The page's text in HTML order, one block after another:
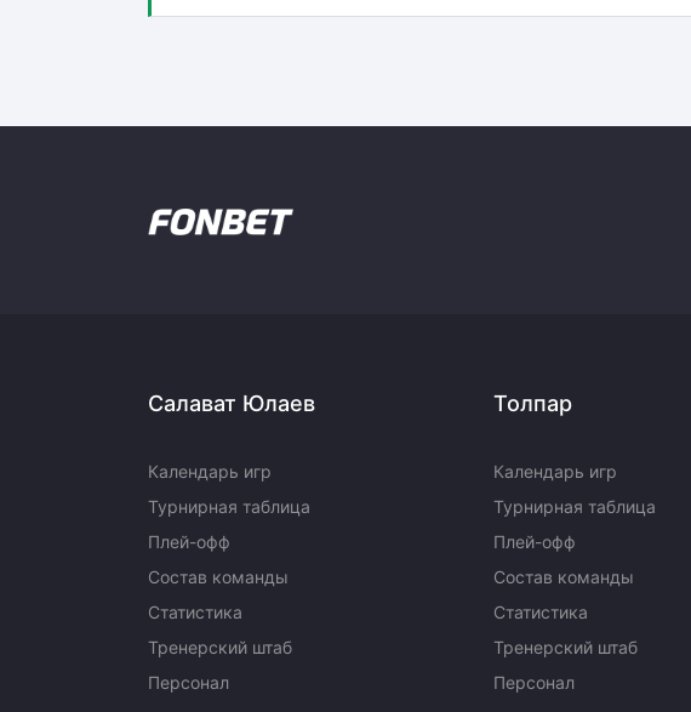
Салават Юлаев
Календарь игр
Турнирная таблица
Плей-офф
Состав команды
Статистика
Тренерский штаб
Персонал
Толпар
Календарь игр
Турнирная таблица
Плей-офф
Состав команды
Статистика
Тренерский штаб
Персонал